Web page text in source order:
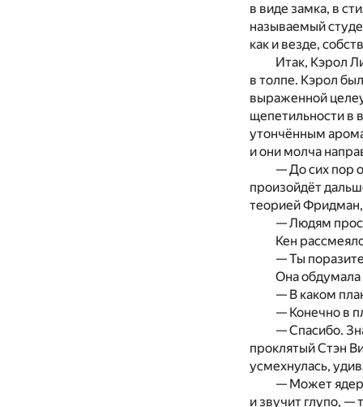
в виде замка, в
называемый
как и везде,
Итак, Кэрол
в толпе. Кэрол
выраженной
щепетильности в
утончённым
и они молча
— До сих пор
произойдёт
теорией
— Людям
Кен
— Ты
Она
— В каком
— Конечно в
— Спасибо.
проклятый Стэн
усмехнулась,
— Может
и звучит глупо,